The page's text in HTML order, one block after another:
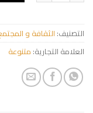
التصنيف: الثقافة و
العلامة التجارية: متنوعة